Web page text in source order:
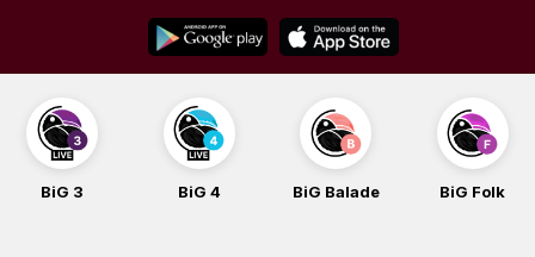
content
BiG 4 BiG Balade BiG Folk BiG iG